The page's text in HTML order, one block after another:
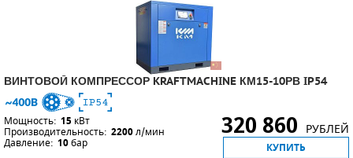
ВИНТОВОЙ КОМПРЕССОР KRAFTMACHINE КМ15-10РВ IP54
Мощность: 15 кВт
Производительность: 2200л/мин
Давление: 10бар
320 860 РУБЛЕЙ
КУПИТЬ